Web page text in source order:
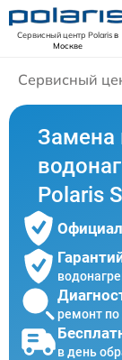
Сервисный центр Polarisв
Москве
Сервисный
Polaris
ремонт
в день